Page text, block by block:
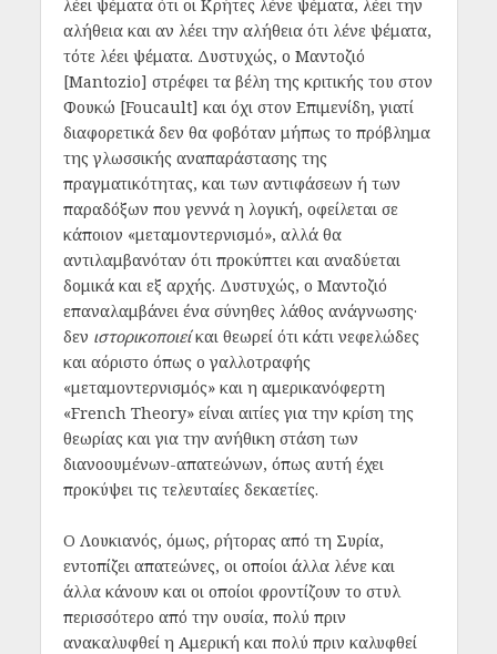
λέει ψέματα ότι οι Κρήτες λένε ψέματα, λέει την
αλήθεια και αν λέει την αλήθεια ότι λένε ψέματα,
τότε λέει ψέματα. Δυστυχώς, ο Μαντοζιό
[Mantozio] στρέφει τα βέλη της κριτικής του στον
Φουκώ [Foucault] και όχι στον Επιμενίδη, γιατί
διαφορετικά δεν θα φοβόταν μήπως το πρόβλημα
της γλωσσικής αναπαράστασης της
πραγματικότητας, και των αντιφάσεων ή των
παραδόξων που γεννά η λογική, οφείλεται σε
κάποιον «μεταμοντερνισμό», αλλά θα
αντιλαμβανόταν ότι προκύπτει και αναδύεται
δομικά και εξ αρχής. Δυστυχώς, ο Μαντοζιό
επαναλαμβάνει ένα σύνηθες λάθος ανάγνωσης·
δεν ιστορικοποιείκαι θεωρεί ότι κάτι νεφελώδες
και αόριστο όπως ο γαλλοτραφής
«μεταμοντερνισμός» και η αμερικανόφερτη
«French Theory» είναι αιτίες για την κρίση της
θεωρίας και για την ανήθικη στάση των
διανοουμένων-απατεώνων, όπως αυτή έχει
προκύψει τις τελευταίες δεκαετίες.
Ο Λουκιανός, όμως, ρήτορας από τη Συρία,
εντοπίζει απατεώνες, οι οποίοι άλλα λένε και
άλλα κάνουν και οι οποίοι φροντίζουν το στυλ
περισσότερο από την ουσία, πολύ πριν
ανακαλυφθεί η Αμερική και πολύ πριν καλυφθεί